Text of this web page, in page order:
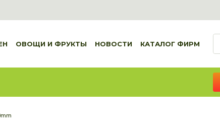
ОВОЩИ И ФРУКТЫ НОВОСТИ КАТАЛОГ ФИРМ